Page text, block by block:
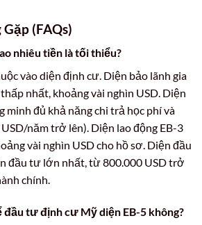
(FAQs)
nhiêu tiền là tối thiểu?
vào diện định cư. Diện bảo lãnh gia
nhất, khoảng vài nghìn USD. Diện
minh đủ khả năng chi trả học phí và
năm trở lên). Diện lao động EB-3
vài nghìn USD cho hồ sơ. Diện đầu
đầu tư lớn nhất, từ 800.000 USD trở
chính.
đầu tư định cư Mỹ diện EB-5 không?